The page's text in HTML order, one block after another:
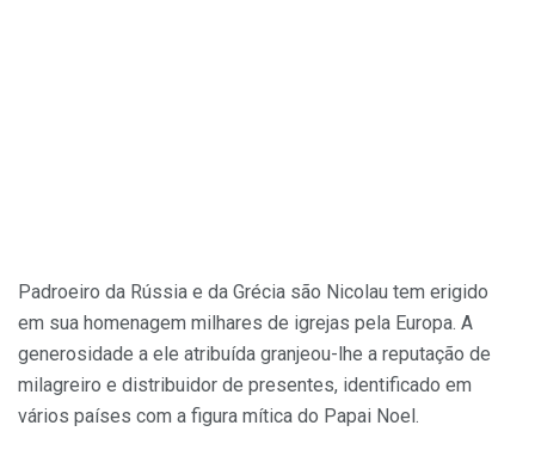
Padroeiro da Rússia e da Grécia são Nicolau tem erigido
em sua homenagem milhares de igrejas pela Europa. A
generosidade a ele atribuída granjeou-lhe a reputação de
milagreiro e distribuidor de presentes, identificado em
vários países com a figura mítica do Papai Noel.